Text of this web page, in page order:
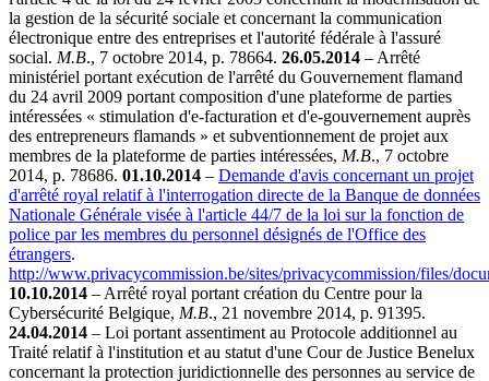
la gestion de la sécurité sociale et concernant la communication
électronique entre des entreprises et l'autorité fédérale à l'assuré
social. M.B., 7 octobre 2014, p. 78664. 26.05.2014 – Arrêté
ministériel portant exécution de l'arrêté du Gouvernement flamand
du 24 avril 2009 portant composition d'une plateforme de parties
intéressées « stimulation d'e-facturation et d'e-gouvernement auprès
des entrepreneurs flamands » et subventionnement de projet aux
membres de la plateforme de parties intéressées, M.B., 7 octobre
2014, p. 78686. 01.10.2014 – Demande d'avis concernant un projet
d'arrêté royal relatif à l'interrogation directe de la Banque de données
Nationale Générale visée à l'article 44/7 de la loi sur la fonction de
police par les membres du personnel désignés de l'Office des
étrangers.
http://www.privacycommission.be/sites/privacycommission/files/
10.10.2014 – Arrêté royal portant création du Centre pour la
Cybersécurité Belgique, M.B., 21 novembre 2014, p. 91395.
24.04.2014 – Loi portant assentiment au Protocole additionnel au
Traité relatif à l'institution et au statut d'une Cour de Justice Benelux
concernant la protection juridictionnelle des personnes au service de